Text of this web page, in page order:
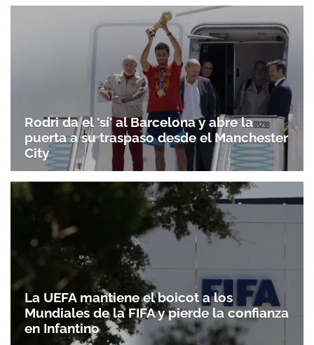
Rodri da el 'sí' al Barcelona y abre la
puerta a su traspaso desde el Manchester
City
La UEFA mantiene el boicot a los
Mundiales de la FIFA y pierde la confianza
en Infantino